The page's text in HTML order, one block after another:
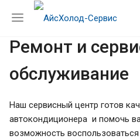
Ремонт и
обслуживание
Наш сервисный центр готов
автокондиционера и помочь
возможность